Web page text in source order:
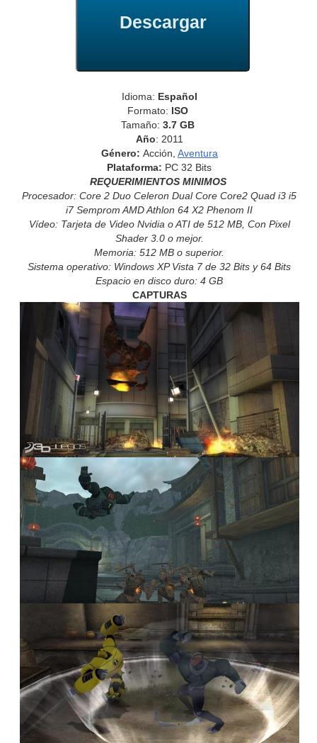
Descargar
Idioma: Español
Formato: ISO
Tamaño: 3.7 GB
Año: 2011
Género: Acción, Aventura
Plataforma: PC 32 Bits
REQUERIMIENTOS MINIMOS
Procesador: Core 2 Duo Celeron Dual Core Core2 Quad i3 i5
i7 Semprom AMD Athlon 64 X2 Phenom II
Vídeo: Tarjeta de Video Nvidia o ATI de 512 MB, Con Pixel
Shader 3.0 o mejor.
Memoria: 512 MB o superior.
Sistema operativo: Windows XP Vista 7 de 32 Bits y 64 Bits
Espacio en disco duro: 4 GB
CAPTURAS